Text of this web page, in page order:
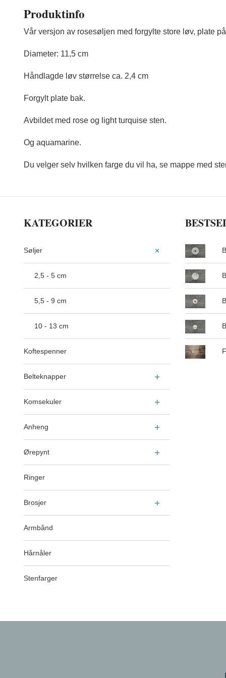
Produktinfo
Vår versjon av rosesøljen med forgylte store løv, plate
Diameter: 11,5 cm
Håndlagde løv størrelse ca. 2,4 cm
Forgylt plate bak.
Avbildet med rose og light turquise sten.
Og aquamarine.
Du velger selv hvilken farge du vil ha, se mappe med
KATEGORIER
Søljer
2,5 - 5 cm
5,5 - 9 cm
10 - 13 cm
Koftespenner
Belteknapper
Komsekuler
Anheng
Ørepynt
Ringer
Brosjer
Armbånd
Hårnåler
Stenfarger